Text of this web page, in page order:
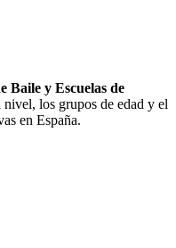
Baile y Escuelas de
los grupos de edad y el
en España.